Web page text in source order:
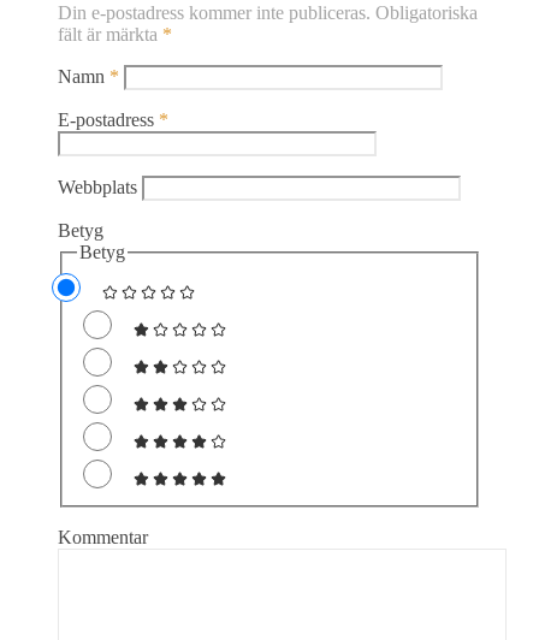
Din e-postadress kommer inte publiceras. Obligatoriska
fält är märkta *
Namn *
E-postadress *
Webbplats
Betyg
Betyg
Kommentar